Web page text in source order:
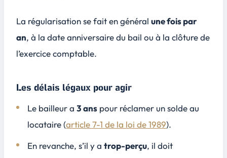
La régularisation se fait en général une fois par
an, à la date anniversaire du bail ou à la clôture de
l’exercice comptable.
Les délais légaux pour agir
Le bailleur a3 ans pour réclamer un solde au
locataire (article 7-1 de la loi de 1989).
En revanche, s’il y atrop-perçu, il doit